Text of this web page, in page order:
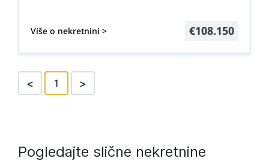
Više o nekretnini > €108.150
< 1 >
Pogledajte slične nekretnine